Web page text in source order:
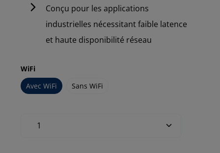
Conçu pour les applications
industrielles nécessitant faible latence
et haute disponibilité réseau
WiFi
Avec WiFi
Sans WiFi